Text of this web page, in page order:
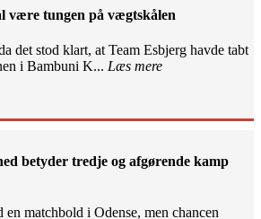
være tungen på vægtskålen
det stod klart, at Team Esbjerg havde tabt
i Bambuni K... Læs mere
betyder tredje og afgørende kamp
en matchbold i Odense, men chancen